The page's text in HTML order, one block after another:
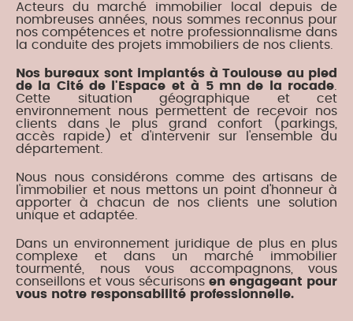
Acteurs du marché immobilier local depuis de
nombreuses années, nous sommes reconnus pour
nos compétences et notre professionnalisme dans
la conduite des projets immobiliers de nos clients.
Nos bureaux sont implantés à Toulouse au pied
de la Cité de l'Espace et à 5 mn de la rocade.
Cette situation géographique et cet
environnement nous permettent de recevoir nos
clients dans le plus grand confort (parkings,
accès rapide) et d'intervenir sur l'ensemble du
département.
Nous nous considérons comme des artisans de
l'immobilier et nous mettons un point d'honneur à
apporter à chacun de nos clients une solution
unique et adaptée.
Dans un environnement juridique de plus en plus
complexe et dans un marché immobilier
tourmenté, nous vous accompagnons, vous
conseillons et vous sécurisons en engageant pour
vous notre responsabilité professionnelle.